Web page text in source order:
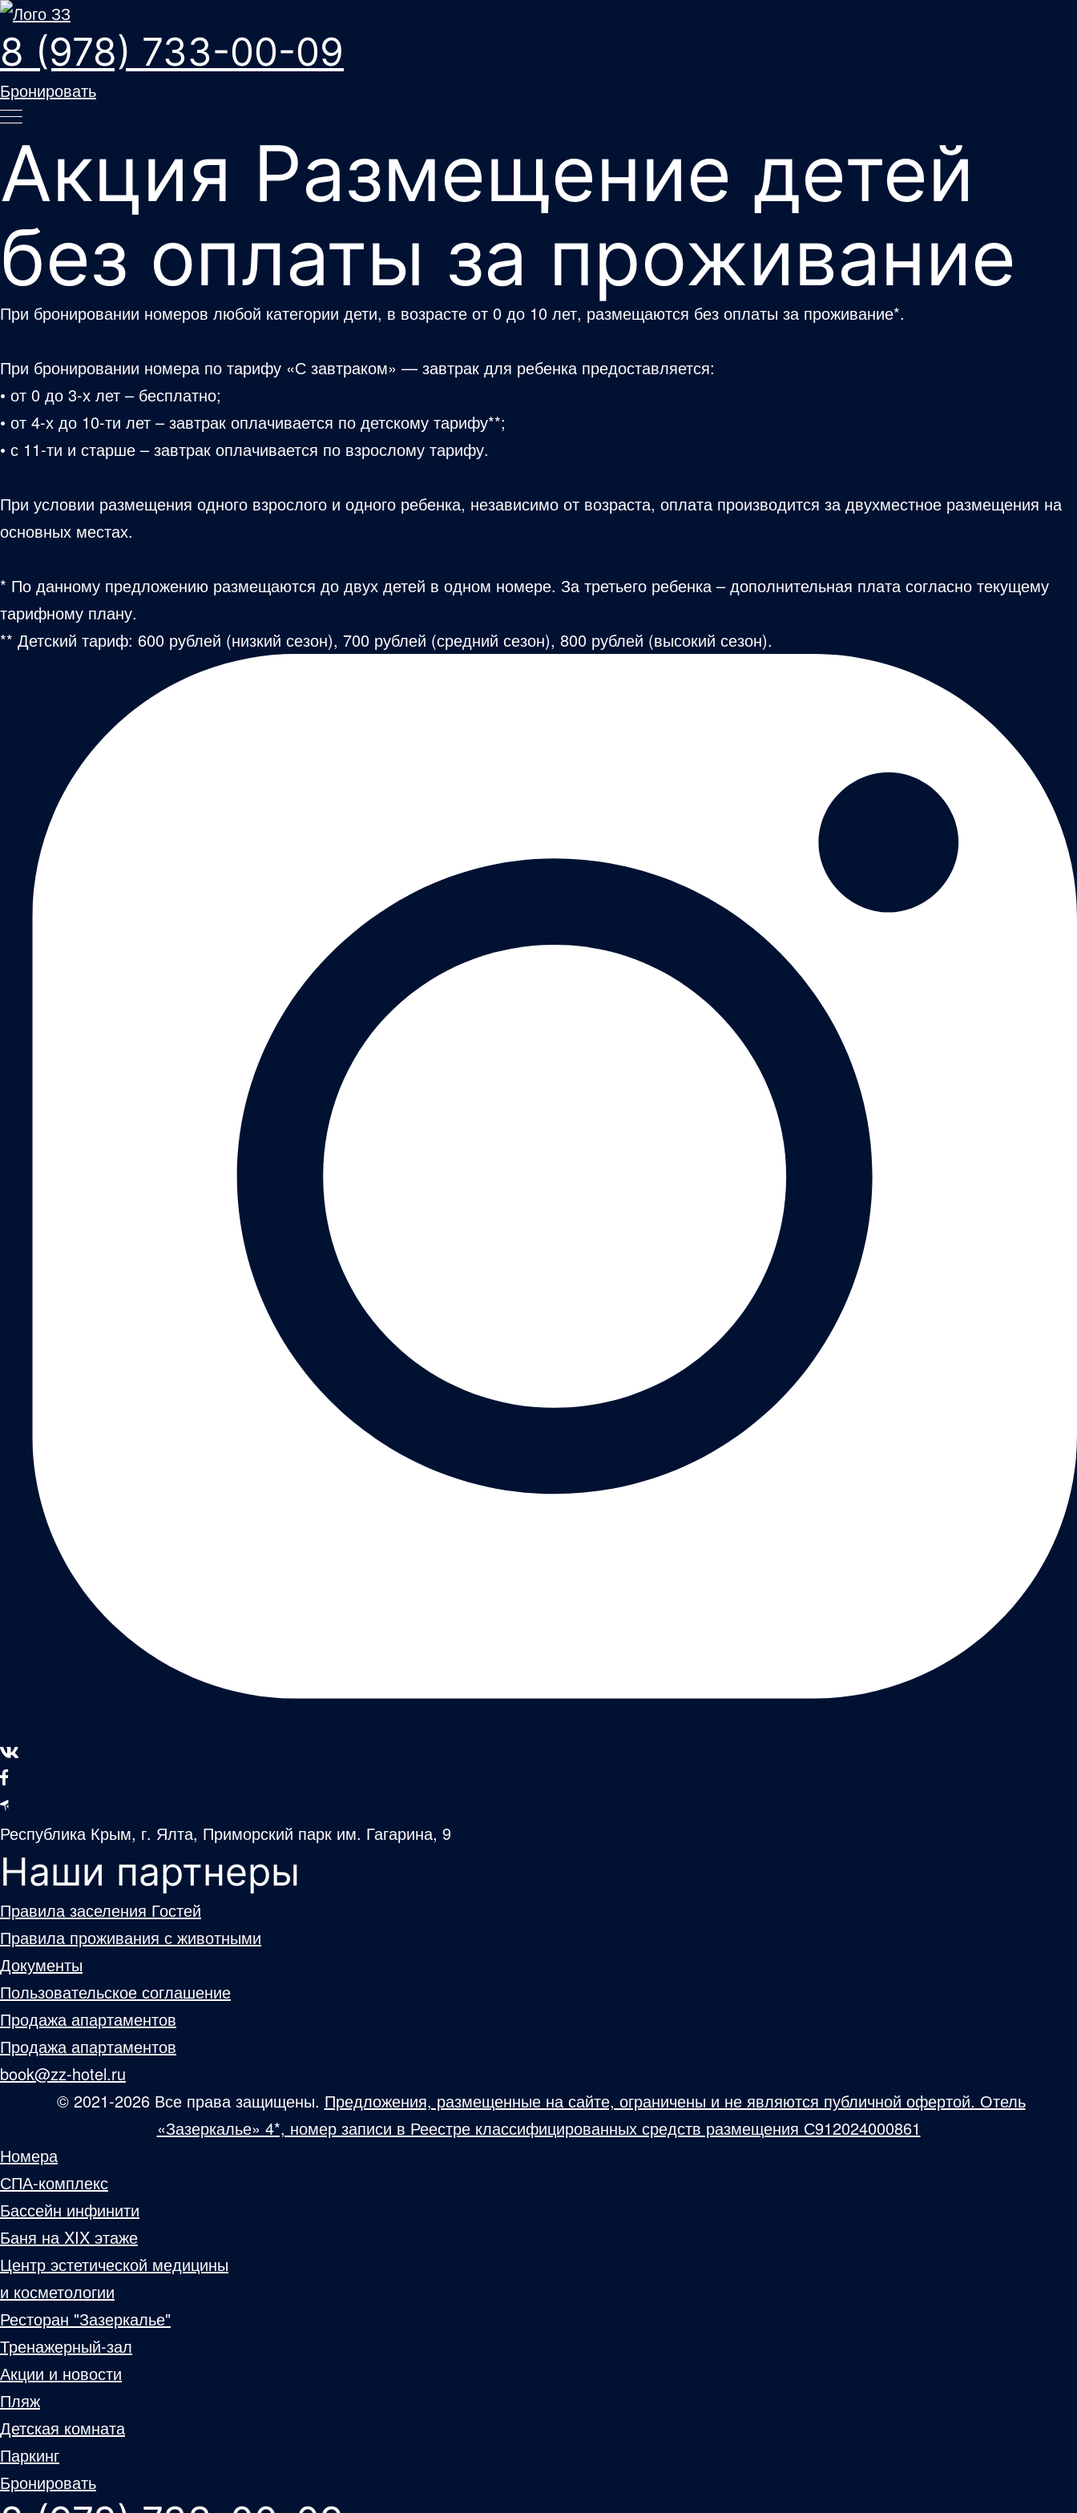
8 (978) 733-00-09
Бронировать
Акция Размещение детей
без оплаты за проживание
При бронировании номеров любой категории дети, в возрасте от 0 до 10 лет, размещаются без оплаты за проживание*.
При бронировании номера по тарифу «С завтраком» — завтрак для ребенка предоставляется:
• от 0 до 3-х лет – бесплатно;
• от 4-х до 10-ти лет – завтрак оплачивается по детскому тарифу**;
• с 11-ти и старше – завтрак оплачивается по взрослому тарифу.
При условии размещения одного взрослого и одного ребенка, независимо от возраста, оплата производится за двухместное размещения на
основных местах.
* По данному предложению размещаются до двух детей в одном номере. За третьего ребенка – дополнительная плата согласно текущему
тарифному плану.
** Детский тариф: 600 рублей (низкий сезон), 700 рублей (средний сезон), 800 рублей (высокий сезон).
Республика Крым, г. Ялта, Приморский парк им. Гагарина, 9
Наши партнеры
Правила заселения Гостей
Правила проживания с животными
Документы
Пользовательское соглашение
Продажа апартаментов
Продажа апартаментов
book@zz-hotel.ru
© 2021-2026 Все права защищены. Предложения, размещенные на сайте, ограничены и не являются публичной офертой. Отель
«Зазеркалье» 4*, номер записи в Реестре классифицированных средств размещения С912024000861
Номера
СПА-комплекс
Бассейн инфинити
Баня на XIX этаже
Центр эстетической медицины
и косметологии
Ресторан "Зазеркалье"
Тренажерный-зал
Акции и новости
Пляж
Детская комната
Паркинг
Бронировать